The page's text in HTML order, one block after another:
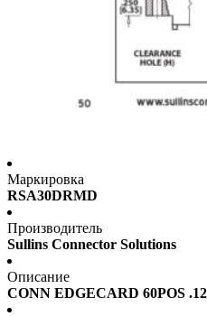
Маркировка
RSA30DRMD
Производитель
Sullins Connector Solutions
Описание
CONN EDGECARD 60POS